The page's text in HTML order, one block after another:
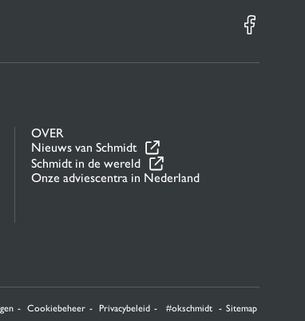
wordt verwerkt.
OVER
Nieuws van Schmidt
Schmidt in de wereld
Onze adviescentra in Nederland
Cookiebeheer Privacybeleid #okschmidt Sitemap